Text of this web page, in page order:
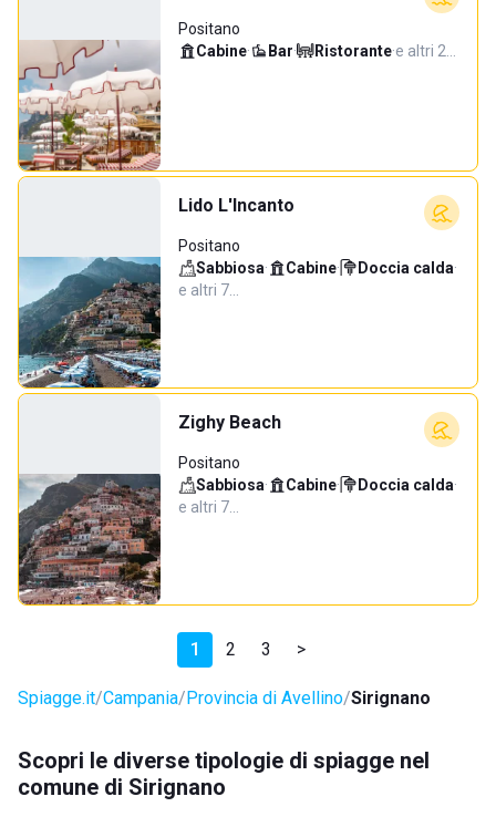
Positano
Cabine· Bar· Ristorante·e altri 2…
Lido L'Incanto
Positano
Sabbiosa· Cabine· Doccia calda·
e altri 7…
Zighy Beach
Positano
Sabbiosa· Cabine· Doccia calda·
e altri 7…
1 2 3 >
Spiagge.it Campania Provincia di Avellino Sirignano
Scopri le diverse tipologie di spiagge nel
comune di Sirignano